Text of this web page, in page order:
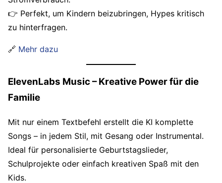
👉 Perfekt, um Kindern beizubringen, Hypes kritisch
zu hinterfragen.
🔗 Mehr dazu
ElevenLabs Music – Kreative Power für die
Familie
Mit nur einem Textbefehl erstellt die KI komplette
Songs – in jedem Stil, mit Gesang oder Instrumental.
Ideal für personalisierte Geburtstagslieder,
Schulprojekte oder einfach kreativen Spaß mit den
Kids.